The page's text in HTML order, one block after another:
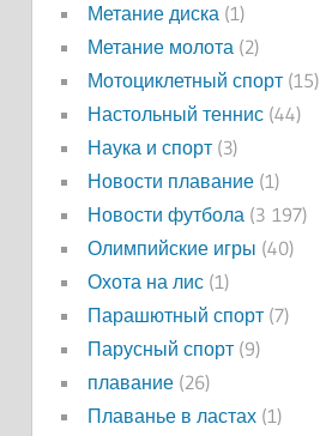
Метание диска(1)
Метание молота(2)
Мотоциклетный спорт(15)
Настольный теннис(44)
Наука и спорт(3)
Новости плавание(1)
Новости футбола(3 197)
Олимпийские игры (40)
Охота на лис(1)
Парашютный спорт(7)
Парусный спорт(9)
плавание(26)
Плаванье в ластах(1)